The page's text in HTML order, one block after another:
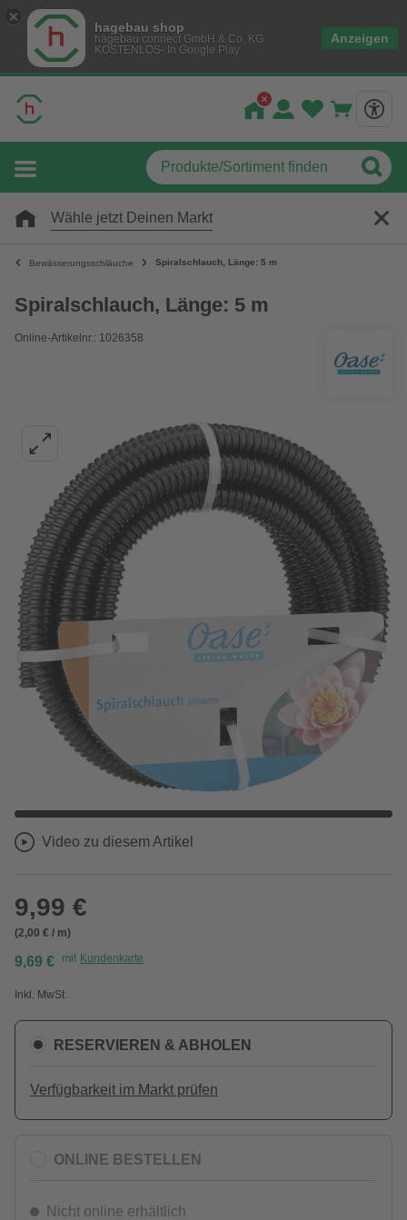
hagebau shop
hagebau connect GmbH & Co. KG
KOSTENLOS- In Google Play
Anzeigen
Wähle jetzt Deinen Markt
Bewässerungsschläuche Spiralschlauch, Länge: 5 m
Spiralschlauch, Länge: 5 m
Online-Artikelnr.: 1026358
Video zu diesem Artikel
9,99 €
(2,00 € / m)
9,69 € mit Kundenkarte
Inkl. MwSt.
RESERVIEREN & ABHOLEN
Verfügbarkeit im Markt prüfen
ONLINE BESTELLEN
Nicht online erhältlich